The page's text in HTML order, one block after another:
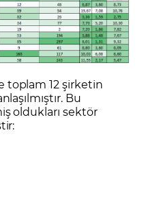
toplam 12 şirketin
Bu
oldukları sektör